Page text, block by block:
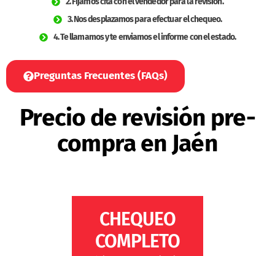
3. Nos desplazamos para efectuar el chequeo.
4. Te llamamos y te enviamos el informe con el estado.
Preguntas Frecuentes (FAQs)
Precio de revisión pre-
compra en Jaén
CHEQUEO
COMPLETO